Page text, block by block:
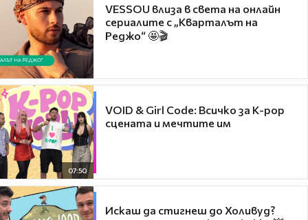
VESSOU влиза в света на онлайн
сериалите с „Кварталът на
Реджо“ 🤩🎬
07:50
VOID & Girl Code: Всичко за K-pop
сцената и мечтите им
Искаш да стигнеш до Холивуд?